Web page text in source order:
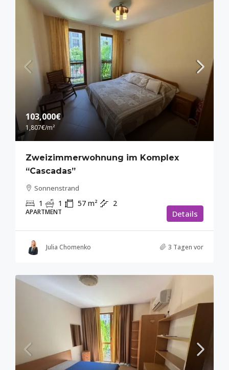
103,000€
1,807€/m²
Zweizimmerwohnung im Komplex
“Cascadas”
Sonnenstrand
1 1 57 m² 2
APARTMENT Details
Julia Chomenko 3 Tagen vor